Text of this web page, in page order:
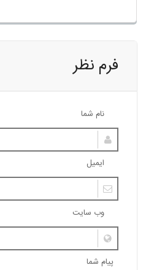
فرم نظر
نام شما
ایمیل
وب سایت
پیام شما